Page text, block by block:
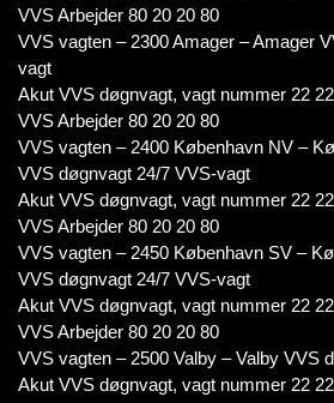
VVS Arbejder 80 20 20 80
VVS vagten – 2300 Amager – Amager
vagt
Akut VVS døgnvagt, vagt nummer 22
VVS Arbejder 80 20 20 80
VVS vagten – 2400 København NV –
VVS døgnvagt 24/7 VVS-vagt
Akut VVS døgnvagt, vagt nummer 22
VVS Arbejder 80 20 20 80
VVS vagten – 2450 København SV –
VVS døgnvagt 24/7 VVS-vagt
Akut VVS døgnvagt, vagt nummer 22
VVS Arbejder 80 20 20 80
VVS vagten – 2500 Valby – Valby VVS
Akut VVS døgnvagt, vagt nummer 22